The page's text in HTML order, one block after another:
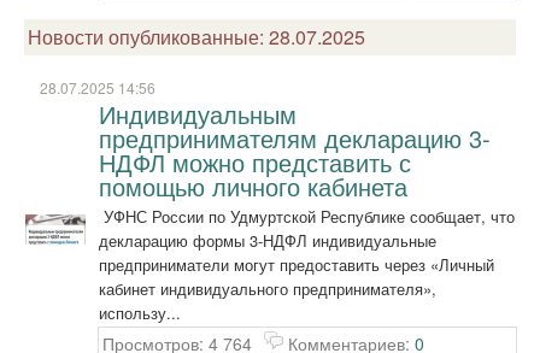
Новости опубликованные: 28.07.2025
28.07.2025 14:56
Индивидуальным
предпринимателям декларацию 3-
НДФЛ можно представить с
помощью личного кабинета
УФНС России по Удмуртской Республике сообщает, что
декларацию формы 3-НДФЛ индивидуальные
предприниматели могут предоставить через «Личный
кабинет индивидуального предпринимателя»,
использу...
Просмотров: 4 764 Комментариев: 0